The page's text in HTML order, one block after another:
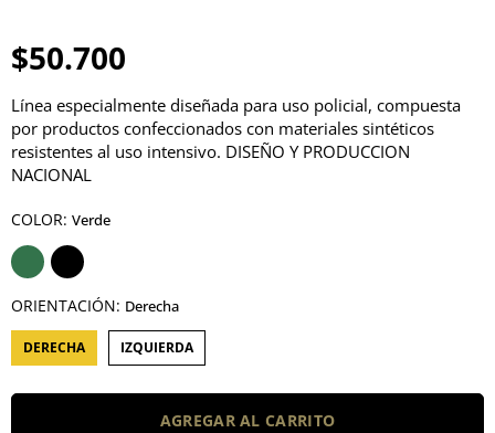
$50.700
Línea especialmente diseñada para uso policial, compuesta
por productos confeccionados con materiales sintéticos
resistentes al uso intensivo. DISEÑO Y PRODUCCION
NACIONAL
COLOR: Verde
ORIENTACIÓN: Derecha
DERECHA IZQUIERDA
AGREGAR AL CARRITO